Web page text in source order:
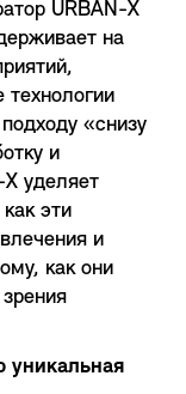
URBAN-X
на
«снизу
и
уделяет
эти
и
как они
уникальная